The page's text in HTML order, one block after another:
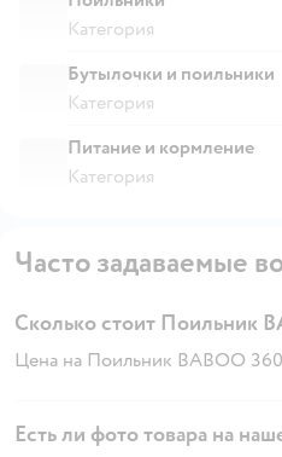
Категория
Бутылочки и поильники
Категория
Питание и кормление
Категория
Часто задаваемые
Сколько стоит Поильник
Цена на Поильник BABOO
Есть ли фото товара на